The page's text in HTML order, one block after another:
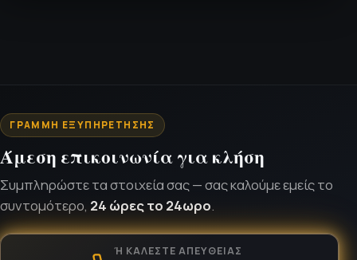
ΓΡΑΜΜΉ ΕΞΥΠΗΡΈΤΗΣΗΣ
Άμεση επικοινωνία για κλήση
Συμπληρώστε τα στοιχεία σας — σας καλούμε εμείς το
συντομότερο, 24 ώρες το 24ωρο.
Ή ΚΑΛΈΣΤΕ ΑΠΕΥΘΕΊΑΣ